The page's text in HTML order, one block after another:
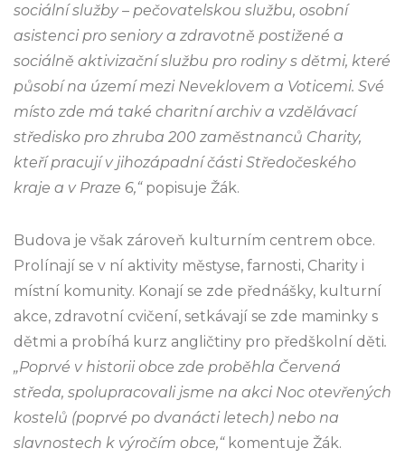
sociální služby – pečovatelskou službu, osobní
asistenci pro seniory a zdravotně postižené a
sociálně aktivizační službu pro rodiny s dětmi, které
působí na území mezi Neveklovem a Voticemi. Své
místo zde má také charitní archiv a vzdělávací
středisko pro zhruba 200 zaměstnanců Charity,
kteří pracují v jihozápadní části Středočeského
kraje a v Praze 6,“popisuje Žák.
Budova je však zároveň kulturním centrem obce.
Prolínají se v ní aktivity městyse, farnosti, Charity i
místní komunity. Konají se zde přednášky, kulturní
akce, zdravotní cvičení, setkávají se zde maminky s
dětmi a probíhá kurz angličtiny pro předškolní děti.
„Poprvé v historii obce zde proběhla Červená
středa, spolupracovali jsme na akci Noc otevřených
kostelů (poprvé po dvanácti letech) nebo na
slavnostech k výročím obce,“komentuje Žák.